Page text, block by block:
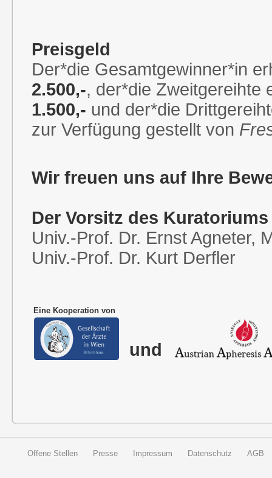
Preisgeld
Der*die Gesamtgewinner*in
2.500,-, der*die Zweitgereihte
1.500,- und der*die
zur Verfügung gestellt von
Wir freuen uns auf Ihre
Der Vorsitz des Kuratoriums
Univ.-Prof. Dr. Ernst Agneter,
Univ.-Prof. Dr. Kurt Derfler
Eine Kooperation von
und
Offene Stellen Presse Impressum Datenschutz AGB